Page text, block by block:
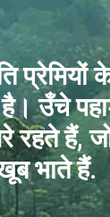
प्रेमियों
उँचे
रहते हैं,
भाते हैं.